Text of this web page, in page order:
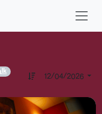
12/04/2026